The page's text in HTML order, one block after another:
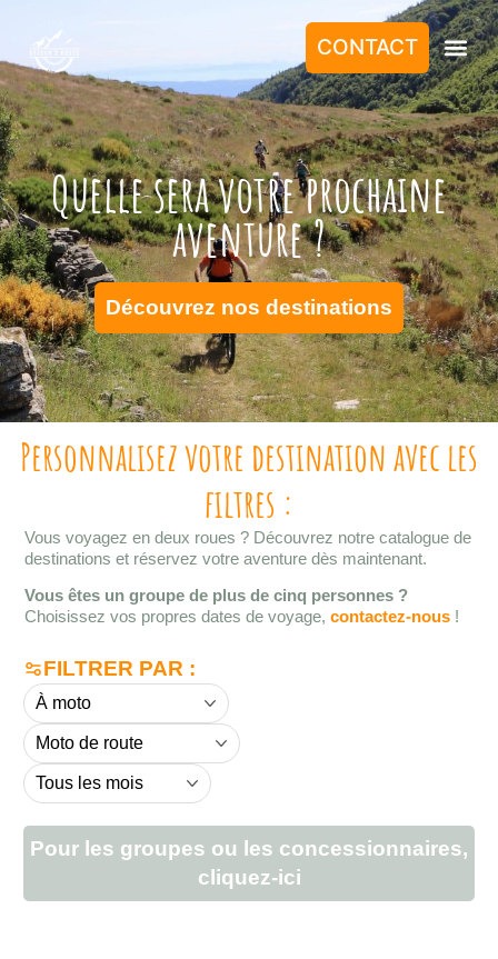
CONTACT
Quelle sera votre prochaine
aventure ?
Découvrez nos destinations
Personnalisez votre destination avec les
filtres :
Vous voyagez en deux roues ? Découvrez notre catalogue de
destinations et réservez votre aventure dès maintenant.
Vous êtes un groupe de plus de cinq personnes ?
Choisissez vos propres dates de voyage, contactez-nous !
FILTRER PAR :
Pour les groupes ou les concessionnaires,
cliquez-ici